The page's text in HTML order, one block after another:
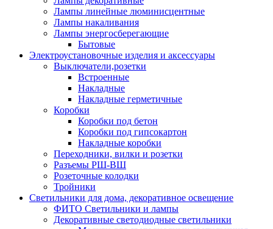
Лампы линейные люминисцентные
Лампы накаливания
Лампы энергосберегающие
Бытовые
Электроустановочные изделия и аксессуары
Выключатели,розетки
Встроенные
Накладные
Накладные герметичные
Коробки
Коробки под бетон
Коробки под гипсокартон
Накладные коробки
Переходники, вилки и розетки
Разъемы РШ-ВШ
Розеточные колодки
Тройники
Светильники для дома, декоративное освещение
ФИТО Светильники и лампы
Декоративные светодиодные светильники